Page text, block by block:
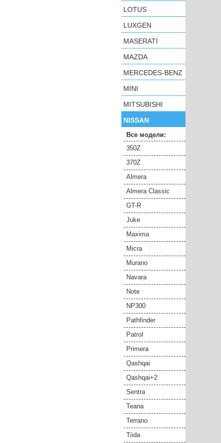
LOTUS
LUXGEN
MASERATI
MAZDA
MERCEDES-BENZ
MINI
MITSUBISHI
NISSAN
Все модели:
350Z
370Z
Almera
Almera Classic
GT-R
Juke
Maxima
Micra
Murano
Navara
Note
NP300
Pathfinder
Patrol
Primera
Qashqai
Qashqai+2
Sentra
Teana
Terrano
Tiida